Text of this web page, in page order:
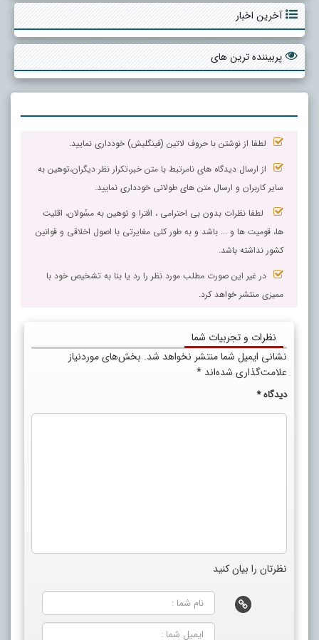
آخرین اخبار
پربیننده ترین های
لطفا از نوشتن با حروف لاتین (فینگلیش) خودداری نمایید.
از ارسال دیدگاه های نامرتبط با متن خبر،تکرار نظر دیگران،توهین به
سایر کاربران و ارسال متن های طولانی خودداری نمایید.
لطفا نظرات بدون بی احترامی ، افترا و توهین به مسٔولان، اقلیت
ها، قومیت ها و ... باشد و به طور کلی مغایرتی با اصول اخلاقی و قوانین
کشور نداشته باشد.
در غیر این صورت مطلب مورد نظر را رد یا بنا به تشخیص خود با
ممیزی منتشر خواهد کرد.
نظرات و تجربیات شما
نشانی ایمیل شما منتشر نخواهد شد. بخش‌های موردنیاز
علامت‌گذاری شده‌اند *
دیدگاه*
نظرتان را بیان کنید